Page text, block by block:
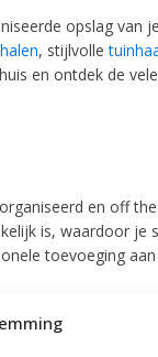
opslag
, stijlvolle
en ontdek de
en off
is, waardoor je
toevoeging